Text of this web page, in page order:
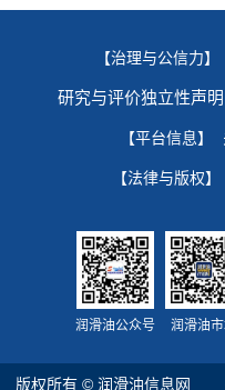
【治理与公信力】
研究与评价独立性声明
【平台信息】
【法律与版权】
润滑油公众号 润滑油
版权所有 © 润滑油信息网